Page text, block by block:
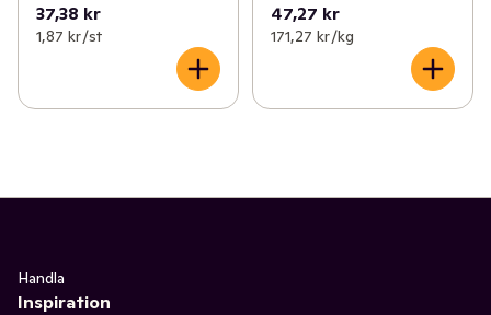
37,38 kr
1,87 kr /st
47,27 kr
171,27 kr /kg
Handla
Inspiration